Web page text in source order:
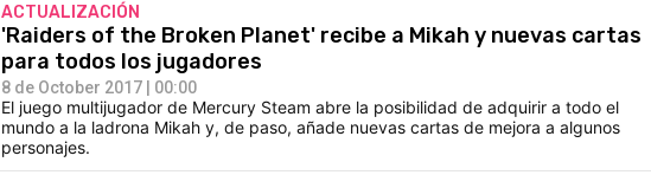
ACTUALIZACIÓN
'Raiders of the Broken Planet' recibe a Mikah y nuevas cartas
para todos los jugadores
8 de October 2017 | 00:00
El juego multijugador de Mercury Steam abre la posibilidad de adquirir a todo el
mundo a la ladrona Mikah y, de paso, añade nuevas cartas de mejora a algunos
personajes.